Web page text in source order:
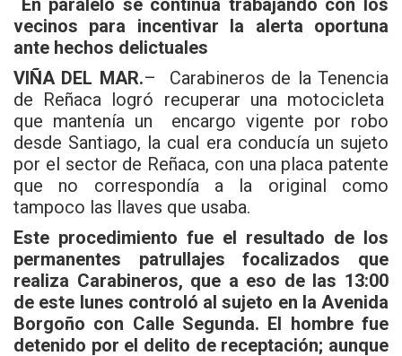
ce
b
o
o
k
tt
er
at
s
A
p
p
En paralelo se continúa trabajando con los
vecinos para incentivar la alerta oportuna
ante hechos delictuales
VIÑA DEL MAR.– Carabineros de la Tenencia
de Reñaca logró recuperar una motocicleta
que mantenía un encargo vigente por robo
desde Santiago, la cual era conducía un sujeto
por el sector de Reñaca, con una placa patente
que no correspondía a la original como
tampoco las llaves que usaba.
Este procedimiento fue el resultado de los
permanentes patrullajes focalizados que
realiza Carabineros, que a eso de las 13:00
de este lunes controló al sujeto en la Avenida
Borgoño con Calle Segunda. El hombre fue
detenido por el delito de receptación; aunque